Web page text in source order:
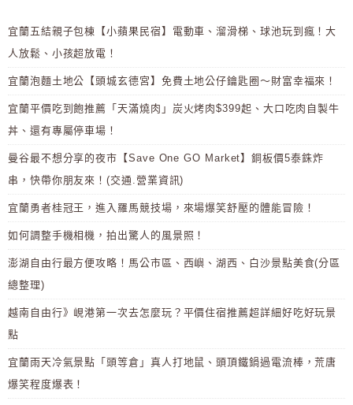
宜蘭五結親子包棟【小蘋果民宿】電動車、溜滑梯、球池玩到瘋！大
人放鬆、小孩超放電！
宜蘭泡麵土地公【頭城玄德宮】免費土地公仔鑰匙圈～財富幸福來！
宜蘭平價吃到飽推薦「天滿燒肉」炭火烤肉$399起、大口吃肉自製牛
丼、還有專屬停車場！
曼谷最不想分享的夜市【Save One GO Market】銅板價5泰銖炸
串，快帶你朋友來！(交通.營業資訊)
宜蘭勇者桂冠王，進入羅馬競技場，來場爆笑舒壓的體能冒險！
如何調整手機相機，拍出驚人的風景照！
澎湖自由行最方便攻略！馬公市區、西嶼、湖西、白沙景點美食(分區
總整理)
越南自由行》峴港第一次去怎麼玩？平價住宿推薦超詳細好吃好玩景
點
宜蘭雨天冷氣景點「頭等倉」真人打地鼠、頭頂鐵鍋過電流棒，荒唐
爆笑程度爆表！